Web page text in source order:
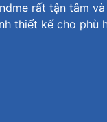
rất tận tâm
thiết kế cho phù